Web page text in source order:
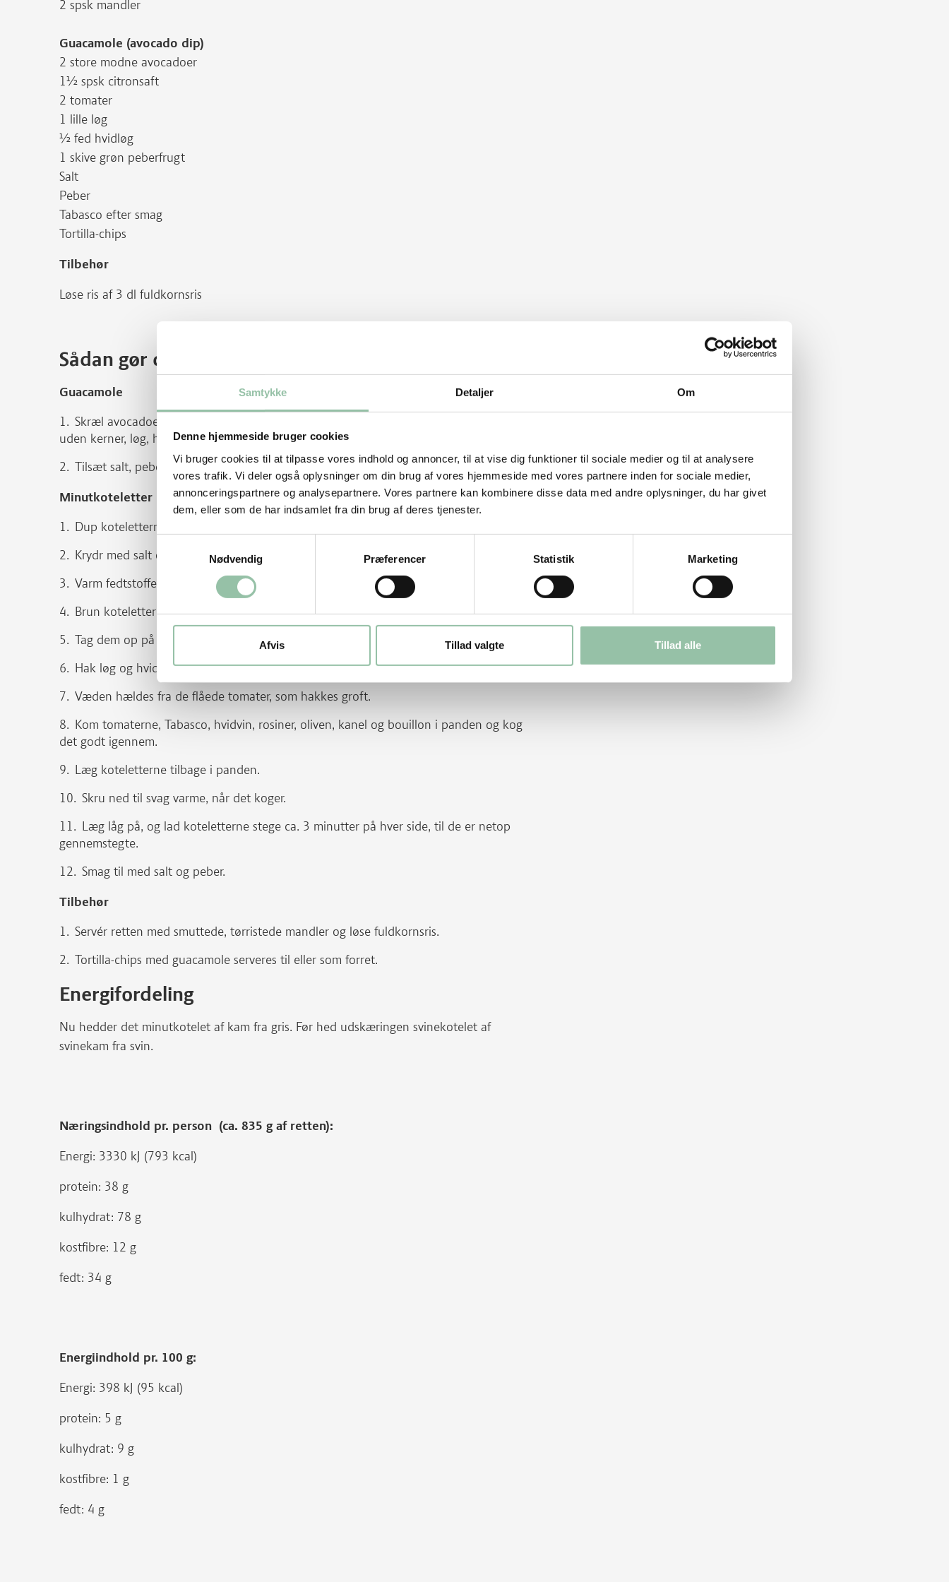
Samtykke Detaljer Om
Denne hjemmeside bruger cookies
Vi bruger cookies til at tilpasse vores indhold og annoncer, til at vise dig funktioner til sociale medier og til at analysere
vores trafik. Vi deler også oplysninger om din brug af vores hjemmeside med vores partnere inden for sociale medier,
annonceringspartnere og analysepartnere. Vores partnere kan kombinere disse data med andre oplysninger, du har givet
dem, eller som de har indsamlet fra din brug af deres tjenester.
Nødvendig
Præferencer Statistik Marketing
Afvis Tillad valgte Tillad alle
2 spsk mandler
Guacamole (avocado dip)
2 store modne avocadoer
1½ spsk citronsaft
2 tomater
1 lille løg
½ fed hvidløg
1 skive grøn peberfrugt
Salt
Peber
Tabasco efter smag
Tortilla-chips
Tilbehør
Løse ris af 3 dl fuldkornsris
Sådan gør du
Guacamole
Skræl avocadoerne, og mos dem i en blender sammen med citronsaft, flåede tomater
uden kerner, løg, hvidløg, peberfrugt og persille.
Tilsæt salt, peber og et stænk Tabasco efter smag.
Minutkoteletter
Dup koteletterne tørre med køkkenrulle.
Krydr med salt og peber.
Varm fedtstoffet på en pande ved god varme.
Brun koteletterne ca. 1 minut på hver side.
Tag dem op på en tallerken.
Hak løg og hvidløg, og svits dem i sauterpanden i olien.
Væden hældes fra de flåede tomater, som hakkes groft.
Kom tomaterne, Tabasco, hvidvin, rosiner, oliven, kanel og bouillon i panden og kog
det godt igennem.
Læg koteletterne tilbage i panden.
Skru ned til svag varme, når det koger.
Læg låg på, og lad koteletterne stege ca. 3 minutter på hver side, til de er netop
gennemstegte.
Smag til med salt og peber.
Tilbehør
Servér retten med smuttede, tørristede mandler og løse fuldkornsris.
Tortilla-chips med guacamole serveres til eller som forret.
Energifordeling
Nu hedder det minutkotelet af kam fra gris. Før hed udskæringen svinekotelet af
svinekam fra svin.
Næringsindhold pr. person (ca. 835 g af retten):
Energi: 3330 kJ (793 kcal)
protein: 38 g
kulhydrat: 78 g
kostfibre: 12 g
fedt: 34 g
Energiindhold pr. 100 g:
Energi: 398 kJ (95 kcal)
protein: 5 g
kulhydrat: 9 g
kostfibre: 1 g
fedt: 4 g